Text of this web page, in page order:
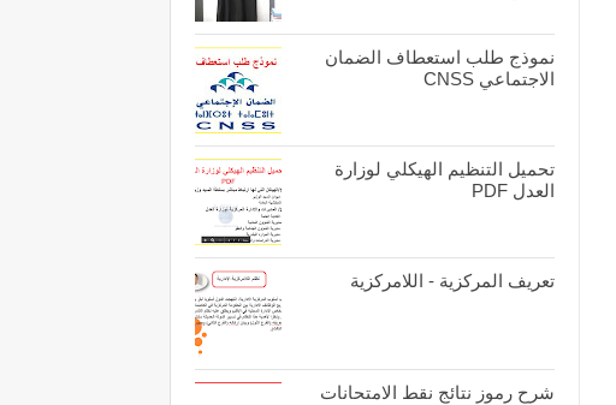
نموذج طلب استعطاف الضمان
الاجتماعي CNSS
تحميل التنظيم الهيكلي لوزارة
العدل PDF
تعريف المركزية - اللامركزية
شرح رموز نتائج نقط الامتحانات